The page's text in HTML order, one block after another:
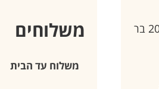
משלוחים
משלוח עד הבית